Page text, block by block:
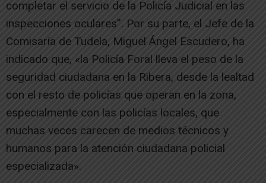
completar el servicio de la Policía Judicial en las
inspecciones oculares”. Por su parte, el Jefe de la
Comisaría de Tudela, Miguel Ángel Escudero, ha
indicado que, «la Policía Foral lleva el peso de la
seguridad ciudadana en la Ribera, desde la lealtad
con el resto de policías que operan en la zona,
especialmente con las policías locales, que
muchas veces carecen de medios técnicos y
humanos para la atención ciudadana policial
especializada».